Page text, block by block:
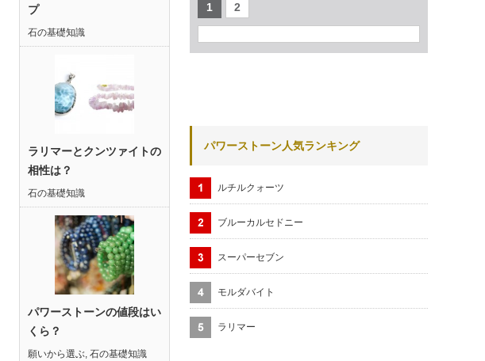
プ
石の基礎知識
ラリマーとクンツァイトの
相性は？
石の基礎知識
パワーストーンの値段はい
くら？
願いから選ぶ, 石の基礎知識
1 2
パワーストーン人気ランキング
ルチルクォーツ
ブルーカルセドニー
スーパーセブン
モルダバイト
ラリマー